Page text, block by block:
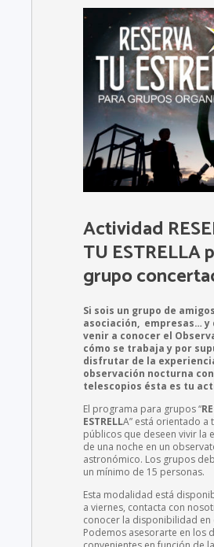
Actividad
TU ESTRELLA
grupo
Si sois un grupo de
asociación, empresas… y
venir a conocer el
cómo se trabaja y por
disfrutar de la
observación nocturna con
telescopios ésta es tu
El programa para grupos “
ESTRELLA” está orientado a
públicos que deseen vivir la
de una noche en un
astronómico. Los grupos
un mínimo de 15 personas.
Esta modalidad está
a viernes, contacta con
conocer la disponibilidad en
Podemos asesorarte en los